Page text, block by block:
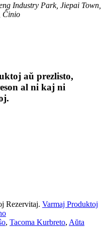
Industry Park, Jiepai Town,
Ĉinio
aŭ prezlisto,
al ni kaj ni
Rezervitaj. Varmaj Produktoj
, Tacoma Kurbreto, Aŭta